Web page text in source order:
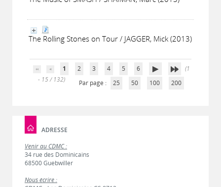
The Rolling Stones on Tour / JAGGER, Mick (2013)
1 2 3 4 5 6
(1
- 15 / 132)
Par page : 25 50 100 200
ADRESSE
Venir au CDMC :
34 rue des Dominicains
68500 Guebwiller
Nous écrire :